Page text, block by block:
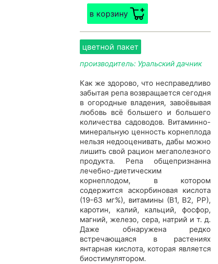
в корзину
цветной пакет
производитель: Уральский дачник
Как же здорово, что несправедливо
забытая репа возвращается сегодня
в огородные владения, завоёвывая
любовь всё большего и большего
количества садоводов. Витаминно-
минеральную ценность корнеплода
нельзя недооценивать, дабы можно
лишить свой рацион мегаполезного
продукта. Репа общепризнанна
лечебно-диетическим
корнеплодом, в котором
содержится аскорбиновая кислота
(19-63 мг%), витамины (В1, В2, РР),
каротин, калий, кальций, фосфор,
магний, железо, сера, натрий и т. д.
Даже обнаружена редко
встречающаяся в растениях
янтарная кислота, которая является
биостимулятором.